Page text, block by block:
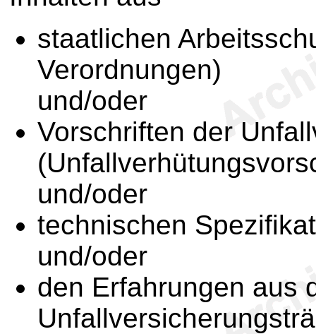
staatlichen
Verordnungen)
und/oder
Vorschriften der
und/oder
technischen
und/oder
den Erfahrungen aus